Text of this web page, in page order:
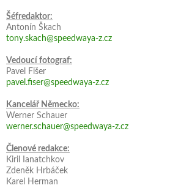
Šéfredaktor:
Antonín Škach
tony.skach@speedwaya-z.cz
Vedoucí fotograf:
Pavel Fišer
pavel.fiser@speedwaya-z.cz
Kancelář Německo:
Werner Schauer
werner.schauer@speedwaya-z.cz
Členové redakce:
Kiril Ianatchkov
Zdeněk Hrbáček
Karel Herman